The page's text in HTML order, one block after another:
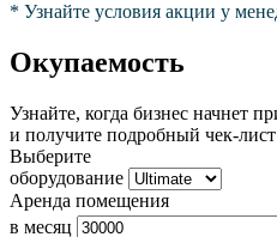
* Узнайте условия акции у
Окупаемость
Узнайте, когда бизнес начнет
и получите подробный чек-лист
Выберите
оборудование
Аренда помещения
в месяц